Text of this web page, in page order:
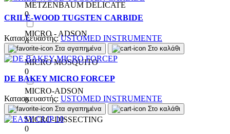
METZENBAUM DELICATE
0
MICRO - ADSON
0
MICRO MOSQUITO
0
MICRO-ADSON
0
MICRO-DISSECTING
0
CRILE-WOOD TUGSTEN CARBIDE
Κατασκευαστής:USTOMED INSTRUMENTE
Στα αγαπημένα Στο καλάθι
DE BAKEY MICRO FORCEP
Κατασκευαστής: USTOMED INSTRUMENTE
Στα αγαπημένα Στο καλάθι